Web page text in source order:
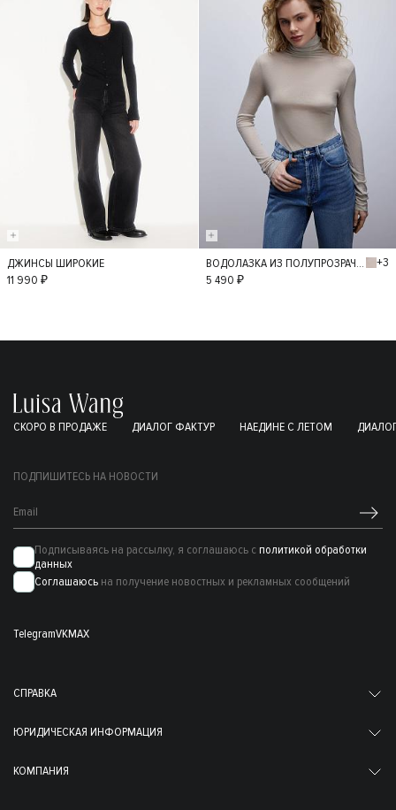
36
ДЖИНСЫ ШИРОКИЕ
11 990 ₽
M
ВОДОЛАЗКА ИЗ ПОЛУПРОЗРАЧНОГО ТРИКОТАЖА
+3
5 490 ₽
СКОРО В ПРОДАЖЕ ДИАЛОГ ФАКТУР НАЕДИНЕ С ЛЕТОМ
ПОДПИШИТЕСЬ НА НОВОСТИ
Подписываясь на рассылку, я соглашаюсь с политикой обработки
данных
Соглашаюсь на получение новостных и рекламных сообщений
TelegramVKMAX
СПРАВКА
ЮРИДИЧЕСКАЯ ИНФОРМАЦИЯ
КОМПАНИЯ